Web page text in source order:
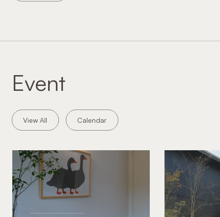
Event
View All Calendar